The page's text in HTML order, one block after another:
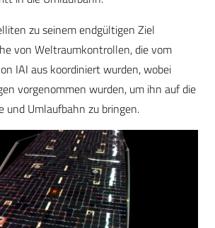
zu seinem endgültigen Ziel
von Weltraumkontrollen, die vom
IAI aus koordiniert wurden, wobei
vorgenommen wurden, um ihn auf die
und Umlaufbahn zu bringen.